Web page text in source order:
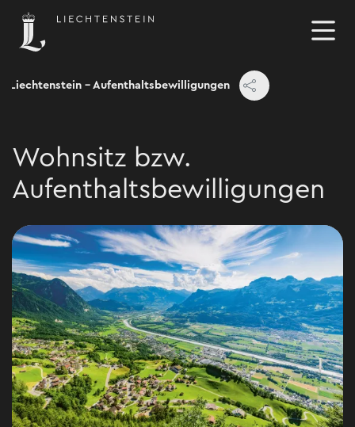
Liechtenstein - Aufenthaltsbewilligungen
Wohnsitz bzw.
Aufenthaltsbewilligungen